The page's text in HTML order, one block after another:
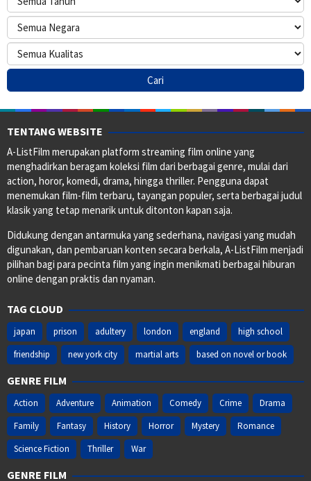
TENTANG WEBSITE
A-ListFilm merupakan platform streaming film online yang
menghadirkan beragam koleksi film dari berbagai genre, mulai dari
action, horor, komedi, drama, hingga thriller. Pengguna dapat
menemukan film-film terbaru, tayangan populer, serta berbagai judul
klasik yang tetap menarik untuk ditonton kapan saja.
Didukung dengan antarmuka yang sederhana, navigasi yang mudah
digunakan, dan pembaruan konten secara berkala, A-ListFilm menjadi
pilihan bagi para pecinta film yang ingin menikmati berbagai hiburan
online dengan praktis dan nyaman.
TAG CLOUD
japan prison adultery london england
high school
friendship
new york city martial arts based on novel or book
GENRE FILM
Action Adventure Animation Comedy Crime
Drama
Family
Fantasy History Horror Mystery
Romance
Science Fiction
Thriller War
GENRE FILM